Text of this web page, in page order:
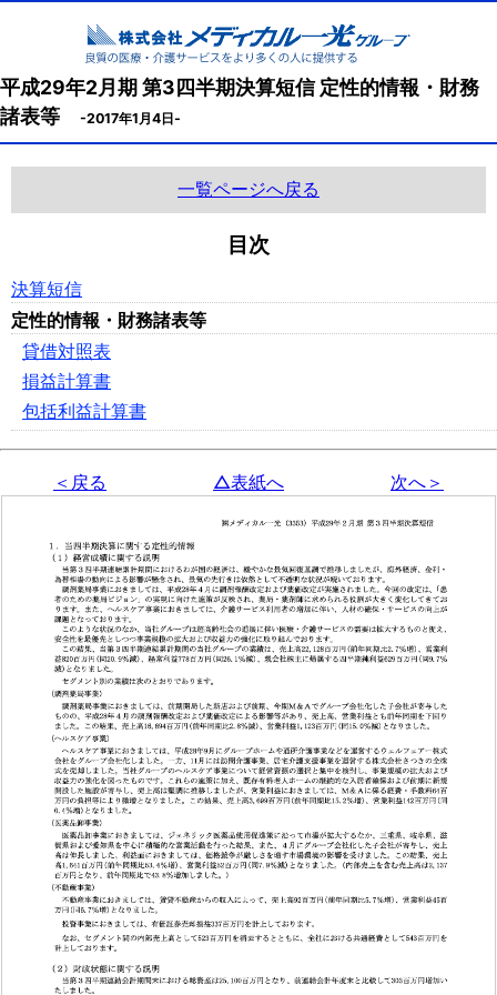
平成29年2月期 第3四半期決算短信 定性的情報・財務
諸表等
-2017年1月4日-
一覧ページへ戻る
目次
決算短信
定性的情報・財務諸表等
貸借対照表
損益計算書
包括利益計算書
＜戻る △表紙へ 次へ＞